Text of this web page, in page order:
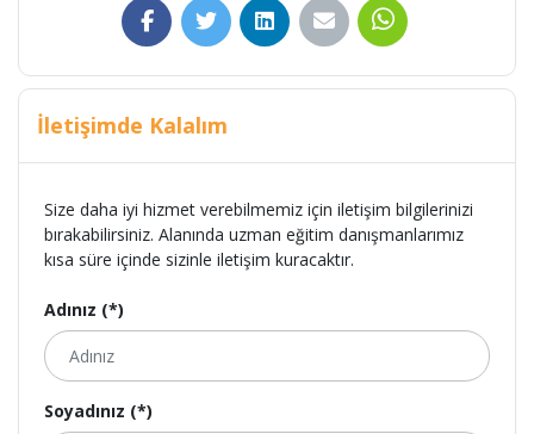
İletişimde Kalalım
Size daha iyi hizmet verebilmemiz için iletişim bilgilerinizi
bırakabilirsiniz. Alanında uzman eğitim danışmanlarımız
kısa süre içinde sizinle iletişim kuracaktır.
Adınız (*)
Soyadınız (*)